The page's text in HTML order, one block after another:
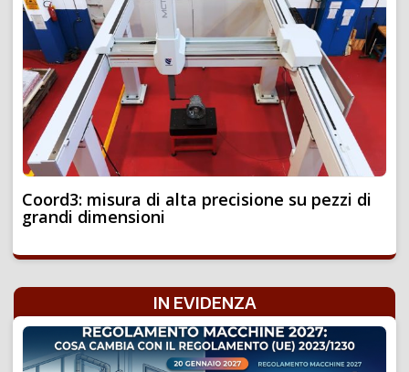
Coord3: misura di alta precisione su pezzi di
grandi dimensioni
IN EVIDENZA